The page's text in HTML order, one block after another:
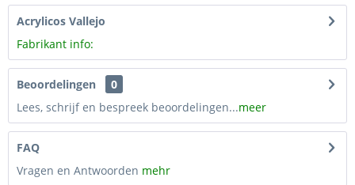
Acrylicos Vallejo
Fabrikant info:
Beoordelingen
0
Lees, schrijf en bespreek beoordelingen...meer
FAQ
Vragen en Antwoorden mehr